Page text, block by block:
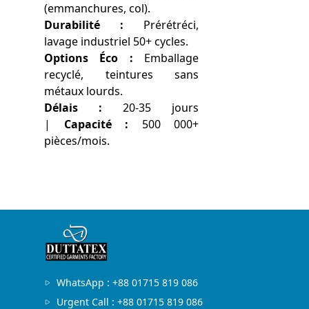
(emmanchures, col).
Durabilité : Prérétréci,
lavage industriel 50+ cycles.
Options Éco : Emballage
recyclé, teintures sans
métaux lourds.
Délais : 20-35 jours
| Capacité : 500 000+
pièces/mois.
WhatsApp : +88 01715 819 086
Urgent Call : +88 01715 819 086